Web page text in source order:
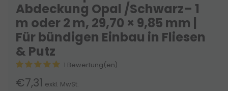
Abdeckung Opal /Schwarz– 1
m oder 2 m, 29,70 × 9,85 mm |
Für bündigen Einbau in Fliesen
& Putz
1 Bewertung(en)
€7,31 exkl. MwSt.